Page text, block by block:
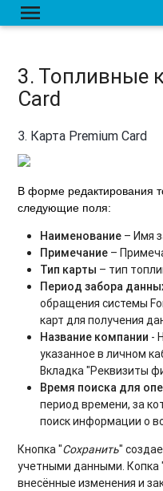
menu
Назначение RFID на ТС
Радар
Временные ссылки доступа
Справочник заправок
Сервисы топливных карт
1. Топливные карты РН-
2. Топливные карты ППР
3. Топливные карты
4. Топливные карты
5. Топливные карты
3. Топливные
Card
3. Карта Premium Card
В форме редактирования
следующие поля:
Наименование – Имя
Примечание –
Тип карты – тип
Период забора
обращения системы
карт для получения
Название компании -
указанное в личном
Вкладка "Реквизиты
Время поиска для
период времени, за
поиск информации о
Кнопка "Сохранить"
учетными данными. Копка
внесённые изменения и